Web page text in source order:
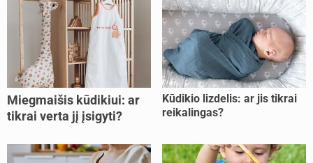
Miegmaišis kūdikiui: ar
tikrai verta jį įsigyti?
Kūdikio lizdelis: ar jis tikrai
reikalingas?